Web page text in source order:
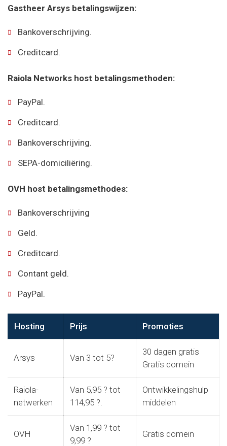
Gastheer Arsys betalingswijzen:
Bankoverschrijving.
Creditcard.
Raiola Networks host betalingsmethoden:
PayPal.
Creditcard.
Bankoverschrijving.
SEPA-domiciliëring.
OVH host betalingsmethodes:
Bankoverschrijving
Geld.
Creditcard.
Contant geld.
PayPal.
Hosting Prijs Promoties
Arsys Van 3 tot 5?
30 dagen gratis
Gratis domein
Raiola-
netwerken
Van 5,95 ? tot
114,95 ?.
Ontwikkelingshulp
middelen
OVH
Van 1,99 ? tot
9,99 ?
Gratis domein